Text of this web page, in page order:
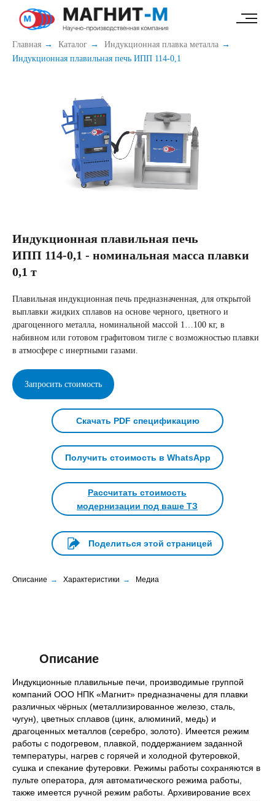
49e52ab7c347b60c
Главная → Каталог → Индукционная плавка металла →
Индукционная плавильная печь ИПП 114-0,1
Индукционная плавильная печь
ИПП 114-0,1 - номинальная масса плавки
0,1 т
Плавильная индукционная печь предназначенная, для открытой
выплавки жидких сплавов на основе черного, цветного и
драгоценного металла, номинальной массой 1…100 кг, в
набивном или готовом графитовом тигле с возможностью плавки
в атмосфере с инертными газами.
Запросить стоимость
Получить стоимость в WhatsApp
Скачать PDF спецификацию
Рассчитать стоимость
модернизации под ваше ТЗ
Поделиться этой страницей
Описание → Характеристики → Медиа
Описание
Индукционные плавильные печи, производимые группой
компаний ООО НПК «Магнит» предназначены для плавки
различных чёрных (металлизированное железо, сталь,
чугун), цветных сплавов (цинк, алюминий, медь) и
драгоценных металлов (серебро, золото). Имеется режим
работы с подогревом, плавкой, поддержанием заданной
температуры, нагрев с горячей и холодной футеровкой,
сушка и спекание футеровки. Режимы работы сохраняются в
пульте оператора, для автоматического режима работы,
также имеется ручной режим работы. Архивирование всех